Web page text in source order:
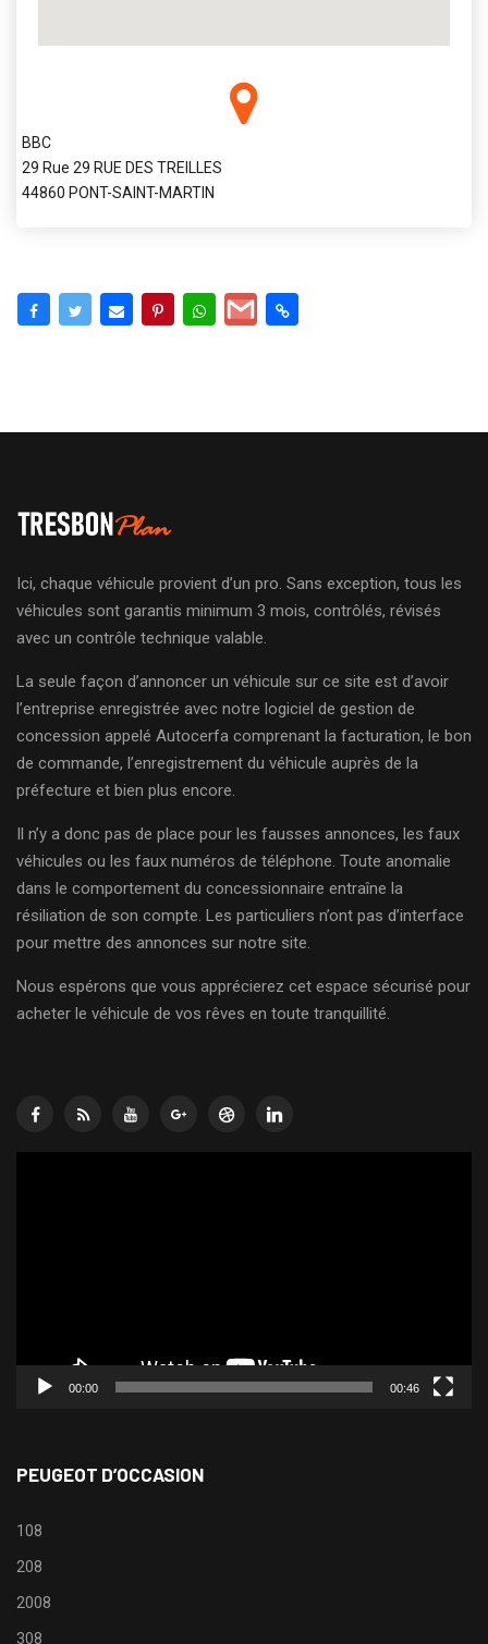
BBC
29 Rue 29 RUE DES TREILLES
44860 PONT-SAINT-MARTIN
Ici, chaque véhicule provient d’un pro. Sans exception, tous les
véhicules sont garantis minimum 3 mois, contrôlés, révisés
avec un contrôle technique valable.
La seule façon d’annoncer un véhicule sur ce site est d’avoir
l’entreprise enregistrée avec notre logiciel de gestion de
concession appelé Autocerfa comprenant la facturation, le bon
de commande, l’enregistrement du véhicule auprès de la
préfecture et bien plus encore.
Il n’y a donc pas de place pour les fausses annonces, les faux
véhicules ou les faux numéros de téléphone. Toute anomalie
dans le comportement du concessionnaire entraîne la
résiliation de son compte. Les particuliers n’ont pas d’interface
pour mettre des annonces sur notre site.
Nous espérons que vous apprécierez cet espace sécurisé pour
acheter le véhicule de vos rêves en toute tranquillité.
00:00 00:46
PEUGEOT D’OCCASION
108
208
2008
308